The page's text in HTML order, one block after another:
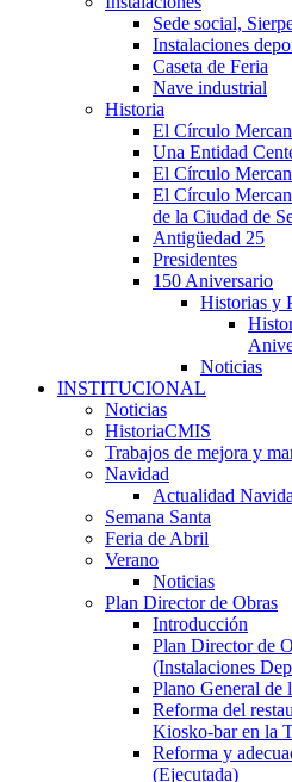
Sede social,
Instalaciones
Caseta de Feria
Nave industrial
Historia
El Círculo
Una Entidad
El Círculo
El Círculo
de la Ciudad de
Antigüedad 25
Presidentes
150 Aniversario
Historias y
Noticias
INSTITUCIONAL
Noticias
HistoriaCMIS
Trabajos de mejora y
Navidad
Actualidad
Semana Santa
Feria de Abril
Verano
Noticias
Plan Director de Obras
Introducción
Plan Director de
(Instalaciones
Plano General de
Reforma del
Kiosko-bar en la
Reforma y
(Ejecutada)